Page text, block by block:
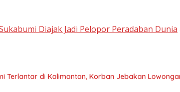
Diajak Jadi Pelopor Peradaban Dunia
Terlantar di Kalimantan, Korban Jebakan